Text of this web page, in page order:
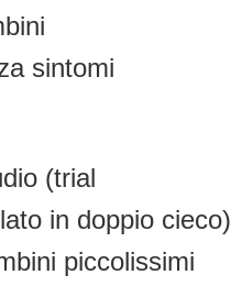
sintomi
(trial
in doppio cieco)
piccolissimi